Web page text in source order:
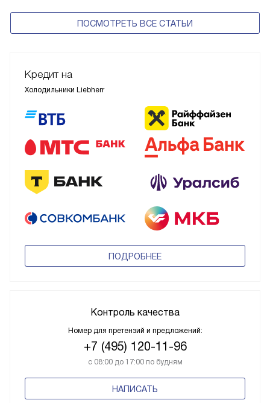
ПОСМОТРЕТЬ ВСЕ СТАТЬИ
Кредит на
Холодильники Liebherr
ПОДРОБНЕЕ
Контроль качества
Номер для претензий и предложений:
+7 (495) 120-11-96
с 08:00 до 17:00 по будням
НАПИСАТЬ